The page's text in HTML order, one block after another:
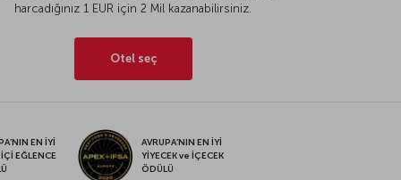
harcadığınız 1 EUR için 2 Mil kazanabilirsiniz.
Otel seç
EN İYİ
EĞLENCE
AVRUPA’NIN EN İYİ
YİYECEK ve İÇECEK
ÖDÜLÜ